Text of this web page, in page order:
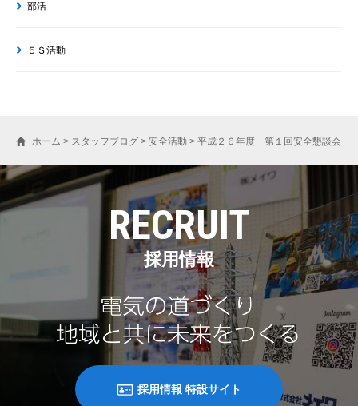
部活
５Ｓ活動
ホーム > スタッフブログ > 安全活動 > 平成２６年度 第１回安全懇談会
RECRUIT
採用情報
採用情報 特設サイト